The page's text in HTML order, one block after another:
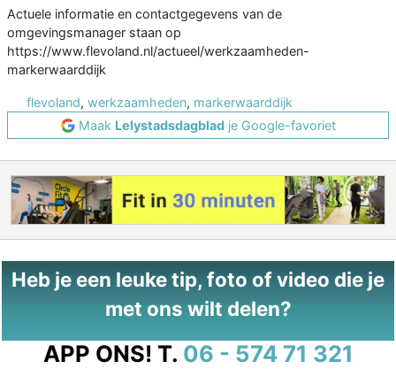
Actuele informatie en contactgegevens van de
omgevingsmanager staan op
https://www.flevoland.nl/actueel/werkzaamheden-
markerwaarddijk
flevoland, werkzaamheden, markerwaarddijk
Maak Lelystadsdagbladje Google-favoriet
Heb je een leuke tip, foto of video die je
met ons wilt delen?
APP ONS! T. 06 - 574 71 321